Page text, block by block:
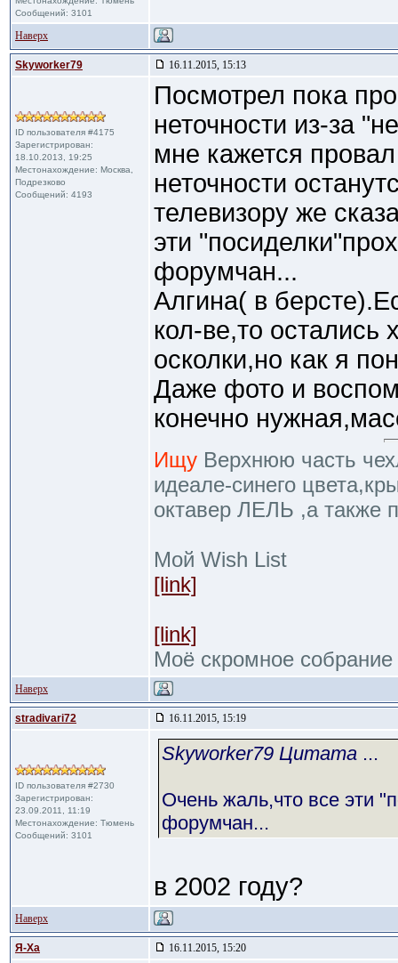
Сообщений: 3101
Наверх
Skyworker79 16.11.2015, 15:13
ID пользователя #4175
Зарегистрирован:
18.10.2013, 19:25
Местонахождение: Москва,
Подрезково
Сообщений: 4193
Посмотрел пока
неточности из-за
мне кажется
неточности
телевизору же
эти
форумчан...
Алгина( в
кол-ве,то остались
осколки,но как я
Даже фото и
конечно
Ищу Верхнюю часть
идеале-синего
октавер ЛЕЛЬ ,а также
Мой Wish List
[link]
[link]
Моё скромное собрание
Наверх
stradivari72 16.11.2015, 15:19
ID пользователя #2730
Зарегистрирован:
23.09.2011, 11:19
Местонахождение: Тюмень
Сообщений: 3101
Skyworker79 Цитата ...
Очень жаль,что все эти
форумчан...
в 2002 году?
Наверх
Я-Ха 16.11.2015, 15:20